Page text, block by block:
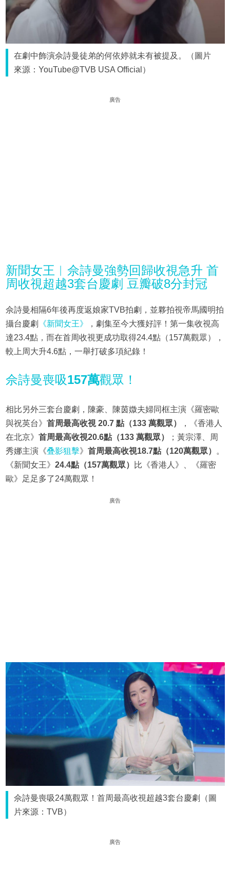
在劇中飾演佘詩曼徒弟的何依婷就未有被提及。（圖片
來源：YouTube@TVB USA Official）
廣告
新聞女王︱佘詩曼強勢回歸收視急升 首
周收視超越3套台慶劇 豆瓣破8分封冠
佘詩曼相隔6年後再度返娘家TVB拍劇，並夥拍視帝馬國明拍
攝台慶劇
《新聞女王》
，劇集至今大獲好評！第一集收視高
達23.4點，而在首周收視更成功取得24.4點（157萬觀眾），
較上周大升4.6點，一舉打破多項紀錄！
佘詩曼喪吸157萬觀眾！
相比另外三套台慶劇，陳豪、陳茵媺夫婦同框主演《羅密歐
與祝英台》 首周最高收視 20.7 點（133 萬觀眾）
，《香港人
在北京》 首周最高收視20.6點（133 萬觀眾）
；黃宗澤、周
秀娜主演《叠影狙擊》 首周最高收視18.7點（120萬觀眾）
。
《新聞女王》 24.4點（157萬觀眾）
比《香港人》、《羅密
歐》足足多了24萬觀眾！
廣告
佘詩曼喪吸24萬觀眾！首周最高收視超越3套台慶劇（圖
片來源：TVB）
廣告